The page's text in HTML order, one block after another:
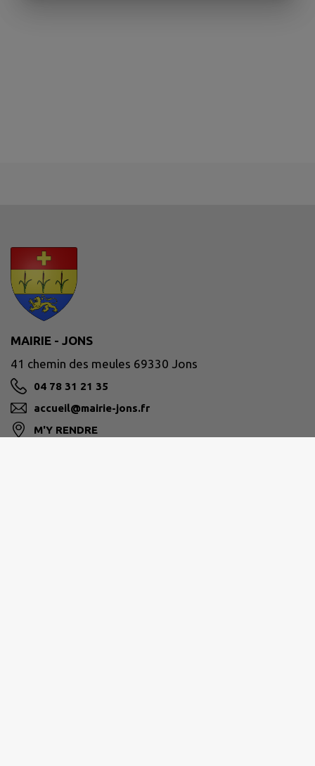
MAIRIE - JONS
41 chemin des meules 69330 Jons
04 78 31 21 35
accueil@mairie-jons.fr
M'Y RENDRE